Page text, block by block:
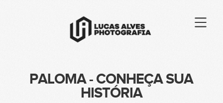
PALOMA - CONHEÇA SUA
HISTÓRIA